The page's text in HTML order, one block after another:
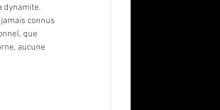
dynamite.
connus
que
aucune